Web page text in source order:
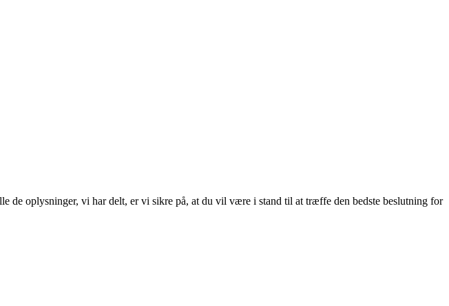
de oplysninger, vi har delt, er vi sikre på, at du vil være i stand til at træffe den bedste beslutning for